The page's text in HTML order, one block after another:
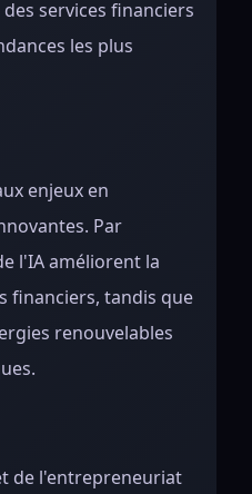
services financiers
les plus
enjeux en
Par
l'IA améliorent la
financiers, tandis que
renouvelables
de l'entrepreneuriat